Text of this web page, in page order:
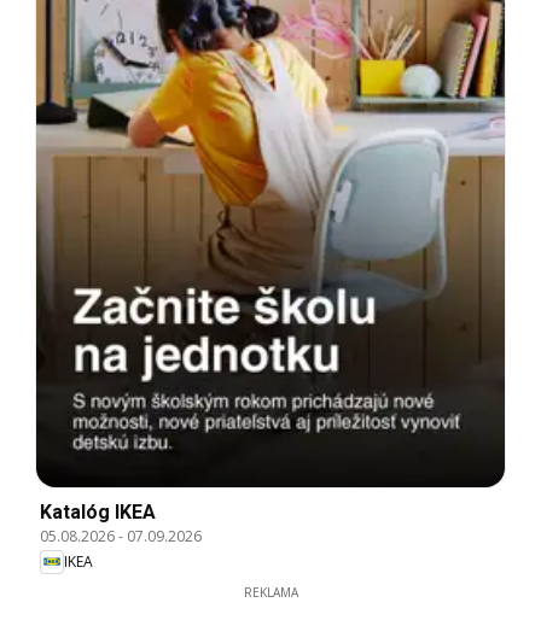
Katalóg IKEA
05.08.2026- 07.09.2026
IKEA
REKLAMA